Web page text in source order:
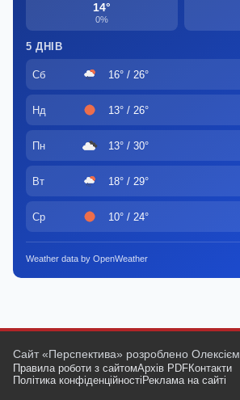
14°
0%
5 ДНІВ
Сб 16° / 26°
Нд 13° / 26°
Пн 13° / 30°
Вт 18° / 29°
Ср 10° / 24°
Weather data by OpenWeather
Сайт «Перспектива» розроблено Олексієм
Правила роботи з сайтомАрхів PDFКонтакти
Політика конфіденційності Реклама на сайті